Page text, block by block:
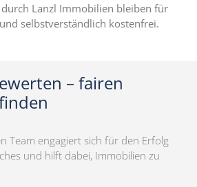
Lanzl Immobilien bleiben für
selbstverständlich kostenfrei.
– fairen
Team engagiert sich für den Erfolg
und hilft dabei, Immobilien zu